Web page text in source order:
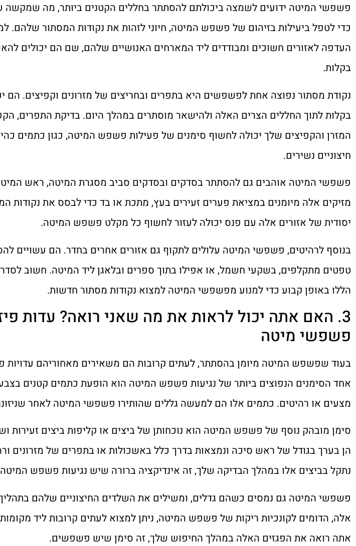
פשפשי המיטה ידועים לשמצה ביכולתם להסתתר בחללים הקטנים ביותר, מה שמקשה
כדי לטפל ביעילות בזיהום של פשפש המיטה, חיוני לזהות את נקודות המסתור שלהם.
העדפה לאזורים חשוכים ומבודדים ליד המארחים האנושיים שלהם, שם הם יכולים
בקלות.
נקודת מסתור נפוצה אחת לפשפשים היא בתפרים ובחריצים של מזרונים וקפיצים. הם
בקלות לתוך החללים הצרים האלה ולהישאר מוסתרים במהלך היום. בדיקת התפרים,
המזרן והקפיצים שלך יכולה לחשוף סימנים של פעילות פשפש המיטה, כגון כתמים
חיצוניים נשירים.
פשפשי המיטה אוהבים גם להסתתר בסדקים ובסדקים סביב מסגרת המיטה, ראש
מזיקים אלה מיומנים במציאת פערים זעירים בעץ, מתכת או בד כדי לבסס את נקודות
יסודית של אזורים אלה עם פנס יכולה לעזור לחשוף כל מקלט פשפש המיטה.
בנוסף לרהיטים, פשפשי המיטה עלולים לתקוף גם אזורים אחרים בחדר. הם עשויים
טפטים מתקלפים, בשקעי חשמל, או אפילו בתוך ספרים ובלאגן ליד המיטה. חשוב לסדר
הללו באופן קבוע כדי למנוע מפשפשי המיטה למצוא נקודות מסתור חדשות.
3. האם אתה יכול לראות את מה שאני רואה? עדות
פשפשי מיטה
בעוד שפשפש המיטה מיומן בהסתתר, לעתים קרובות הם משאירים מאחוריהם עדויות
אחד הסימנים הנפוצים ביותר של נגיעות פשפש המיטה הוא הופעת כתמים קטנים
מצעים או רהיטים. כתמים אלו הם למעשה גללים שהותירו פשפשי המיטה לאחר
סימן מובהק נוסף של פשפש המיטה הוא נוכחותן של ביצים או קליפות ביצים זעירות
הן בערך בגודל של ראש סיכה ונמצאות בדרך כלל באשכולות או בתפרים של מזרונים
נתקל בביצים אלו במהלך הבדיקה שלך, זה אינדיקציה ברורה שיש נגיעות פשפש
פשפשי המיטה גם נמסים כשהם גדלים, ומשילים את השלדים החיצוניים שלהם
אלה, הדומים לקונכיות ריקות של פשפש המיטה, ניתן למצוא לעתים קרובות ליד
אתה רואה את הפגזים האלה במהלך החיפוש שלך, זה סימן שיש פשפשים.